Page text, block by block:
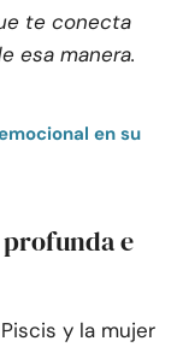
te conecta
esa manera.
en su
e
y la mujer